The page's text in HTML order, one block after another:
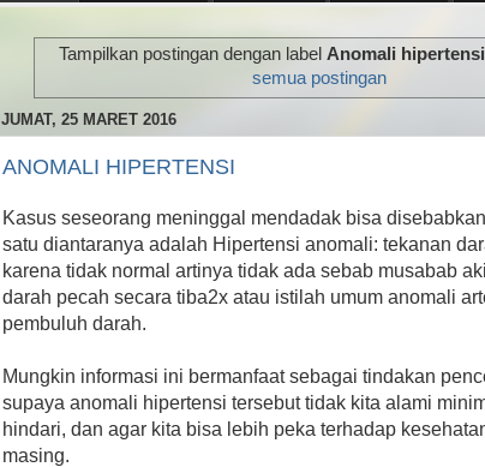
ENAGIC COMPENSATION PLAN MENUS
Tampilkan postingan dengan label Anomali hipertensi
semua postingan
JUMAT, 25 MARET 2016
ANOMALI HIPERTENSI
Kasus seseorang meninggal mendadak bisa
satu diantaranya adalah Hipertensi anomali: tekanan
karena tidak normal artinya tidak ada sebab musabab
darah pecah secara tiba2x atau istilah umum anomali
pembuluh darah.
Mungkin informasi ini bermanfaat sebagai tindakan
supaya anomali hipertensi tersebut tidak kita alami
hindari, dan agar kita bisa lebih peka terhadap
masing.